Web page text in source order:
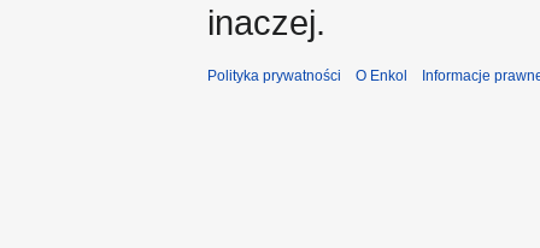
inaczej.
Polityka prywatności O Enkol Informacje